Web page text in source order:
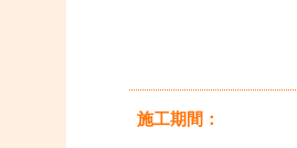
施工期間：